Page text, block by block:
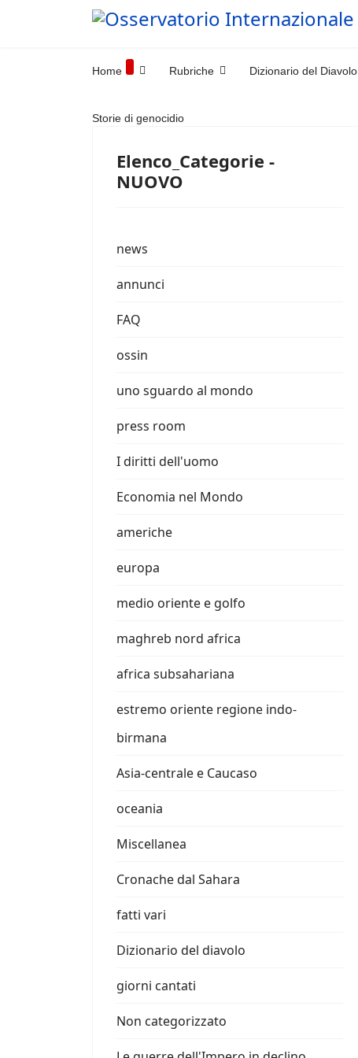
Home Rubriche Dizionario del Diavolo
Storie di genocidio
Elenco_Categorie -
NUOVO
news
annunci
FAQ
ossin
uno sguardo al mondo
press room
I diritti dell'uomo
Economia nel Mondo
americhe
europa
medio oriente e golfo
maghreb nord africa
africa subsahariana
estremo oriente regione indo-
birmana
Asia-centrale e Caucaso
oceania
Miscellanea
Cronache dal Sahara
fatti vari
Dizionario del diavolo
giorni cantati
Non categorizzato